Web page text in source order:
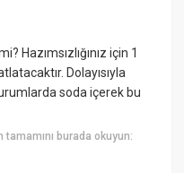
Hazımsızlığınız için 1
Dolayısıyla
soda içerek bu
tamamını burada okuyun: